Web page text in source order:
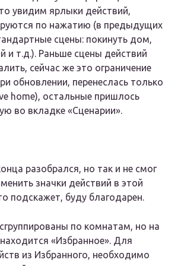
увидим ярлыки действий,
по нажатию (в предыдущих
сцены: покинуть дом,
и т.д.). Раньше сцены действий
сейчас же это ограничение
обновлении, перенеслась только
home), остальные пришлось
во вкладке «Сценарии».
разобрался, но так и не смог
значки действий в этой
подскажет, буду благодарен.
по комнатам, но на
«Избранное». Для
из Избранного, необходимо